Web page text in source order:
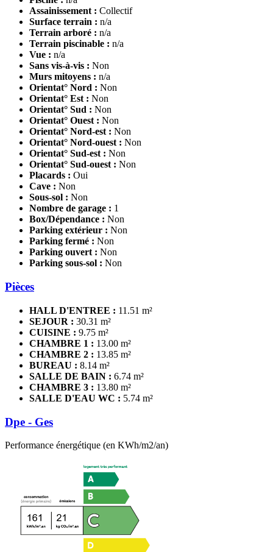
Assainissement : Collectif
Surface terrain : n/a
Terrain arboré : n/a
Terrain piscinable : n/a
Vue : n/a
Sans vis-à-vis : Non
Murs mitoyens : n/a
Orientat° Nord : Non
Orientat° Est : Non
Orientat° Sud : Non
Orientat° Ouest : Non
Orientat° Nord-est : Non
Orientat° Nord-ouest : Non
Orientat° Sud-est : Non
Orientat° Sud-ouest : Non
Placards : Oui
Cave : Non
Sous-sol : Non
Nombre de garage : 1
Box/Dépendance : Non
Parking extérieur : Non
Parking fermé : Non
Parking ouvert : Non
Parking sous-sol : Non
Pièces
HALL D'ENTREE : 11.51 m²
SEJOUR : 30.31 m²
CUISINE : 9.75 m²
CHAMBRE 1 : 13.00 m²
CHAMBRE 2 : 13.85 m²
BUREAU : 8.14 m²
SALLE DE BAIN : 6.74 m²
CHAMBRE 3 : 13.80 m²
SALLE D'EAU WC : 5.74 m²
Dpe - Ges
Performance énergétique (en KWh/m2/an)